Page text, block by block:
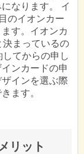
なります。 イ
のイオンカー
す。イオンカ
決まっているの
てからの申し
ンカードの申
インを選ぶ際
ます。
リット